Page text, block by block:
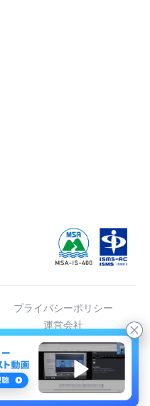
プライバシーポリシー
運営会社
Inc.